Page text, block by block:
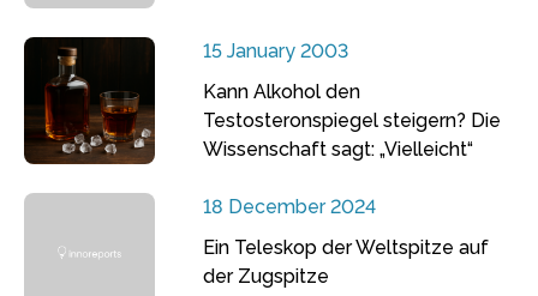
15 January 2003
Kann Alkohol den
Testosteronspiegel steigern? Die
Wissenschaft sagt: „Vielleicht“
18 December 2024
Ein Teleskop der Weltspitze auf
der Zugspitze